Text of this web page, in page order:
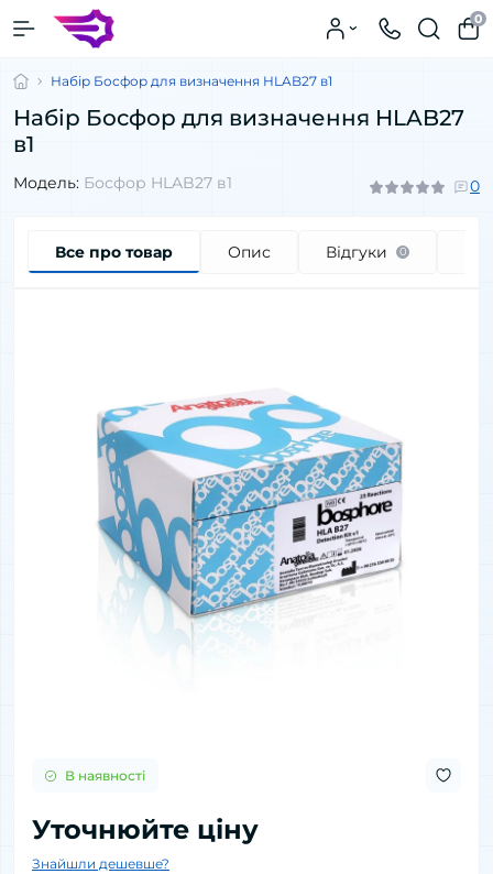
0
Набір Босфор для визначення HLAB27 в1
Набір Босфор для визначення HLAB27
в1
Модель: Босфор HLAB27 в1 0
Все про товар Опис Відгуки 0
В наявності
Уточнюйте ціну
Знайшли дешевше?